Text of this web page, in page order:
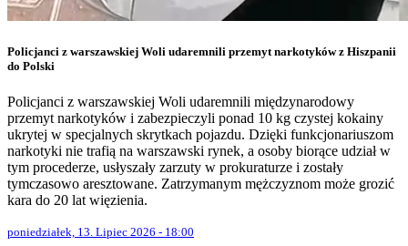
Policjanci z warszawskiej Woli udaremnili przemyt narkotyków z Hiszpanii
do Polski
Policjanci z warszawskiej Woli udaremnili międzynarodowy
przemyt narkotyków i zabezpieczyli ponad 10 kg czystej kokainy
ukrytej w specjalnych skrytkach pojazdu. Dzięki funkcjonariuszom
narkotyki nie trafią na warszawski rynek, a osoby biorące udział w
tym procederze, usłyszały zarzuty w prokuraturze i zostały
tymczasowo aresztowane. Zatrzymanym mężczyznom może grozić
kara do 20 lat więzienia.
poniedziałek, 13. Lipiec 2026 - 18:00